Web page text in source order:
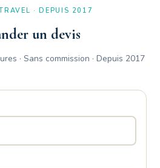
· DEPUIS 2017
un devis
· Sans commission · Depuis 2017